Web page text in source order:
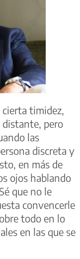
timidez,
distante, pero
las
discreta y
en más de
ojos hablando
que no le
convencerle
todo en lo
en las que se